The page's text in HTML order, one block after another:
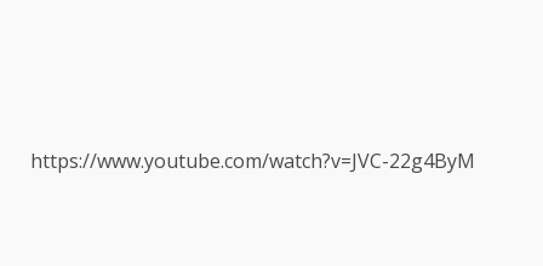
https://www.youtube.com/watch?v=JVC-22g4ByM